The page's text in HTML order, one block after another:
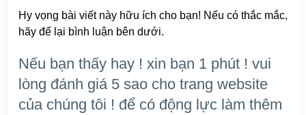
Hy vọng bài viết này hữu ích cho bạn! Nếu có thắc mắc,
hãy để lại bình luận bên dưới.
Nếu bạn thấy hay ! xin bạn 1 phút ! vui
lòng đánh giá 5 sao cho trang website
của chúng tôi ! để có động lực làm thêm